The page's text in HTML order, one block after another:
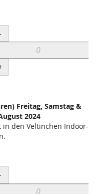
Freitag, Samstag &
2024
den Veltinchen Indoor-